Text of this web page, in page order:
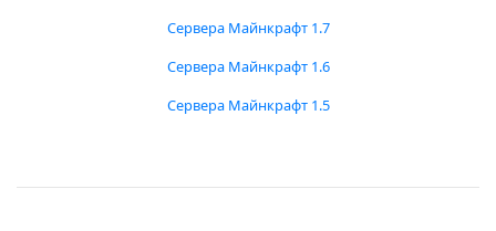
Сервера Майнкрафт 1.7
Сервера Майнкрафт 1.6
Сервера Майнкрафт 1.5